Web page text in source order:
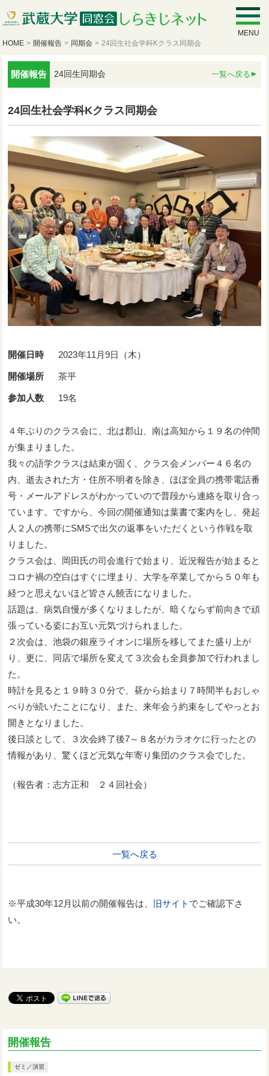
MENU
HOME > 開催報告 > 同期会 > 24回生社会学科Kクラス同期会
開催報告 24回生同期会 一覧へ戻る
24回生社会学科Kクラス同期会
開催日時 2023年11月9日（木）
開催場所 茶平
参加人数 19名
４年ぶりのクラス会に、北は郡山、南は高知から１９名の仲間
が集まりました。
我々の語学クラスは結束が固く、クラス会メンバー４６名の
内、逝去された方・住所不明者を除き、ほぼ全員の携帯電話番
号・メールアドレスがわかっていので普段から連絡を取り合っ
ています。ですから、今回の開催通知は葉書で案内をし、発起
人２人の携帯にSMSで出欠の返事をいただくという作戦を取
りました。
クラス会は、岡田氏の司会進行で始まり、近況報告が始まると
コロナ禍の空白はすぐに埋まり、大学を卒業してから５０年も
経つと思えないほど皆さん饒舌になりました。
話題は、病気自慢が多くなりましたが、暗くならず前向きで頑
張っている姿にお互い元気づけられました。
２次会は、池袋の銀座ライオンに場所を移してまた盛り上が
り、更に、同店で場所を変えて３次会も全員参加で行われまし
た。
時計を見ると１９時３０分で、昼から始まり７時間半もおしゃ
べりが続いたことになり、また、来年会う約束をしてやっとお
開きとなりました。
後日談として、３次会終了後7～８名がカラオケに行ったとの
情報があり、驚くほど元気な年寄り集団のクラス会でした。
（報告者：志方正和 ２４回社会）
一覧へ戻る
※平成30年12月以前の開催報告は、 旧サイト でご確認下さ
い。
開催報告
ゼミ／演習